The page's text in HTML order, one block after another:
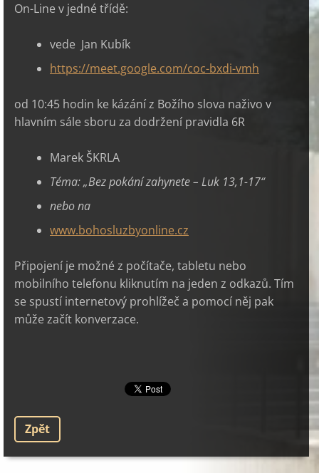
On-Line v jedné třídě:
vede Jan Kubík
https://meet.google.com/coc-bxdi-vmh
od 10:45 hodin ke kázání z Božího slova naživo v
hlavním sále sboru za dodržení pravidla 6R
Marek ŠKRLA
Téma:„Bez pokání zahynete – Luk 13,1-17“
nebo na
www.bohosluzbyonline.cz
Připojení je možné z počítače, tabletu nebo
mobilního telefonu kliknutím na jeden z odkazů. Tím
se spustí internetový prohlížeč a pomocí něj pak
může začít konverzace.
Zpět